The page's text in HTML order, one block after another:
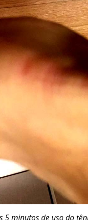
5 minutos de uso do